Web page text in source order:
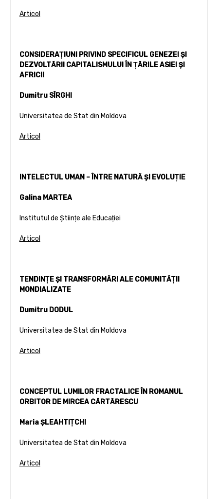
Articol
CONSIDERAŢIUNI PRIVIND SPECIFICUL GENEZEI ŞI
DEZVOLTĂRII CAPITALISMULUI ÎN ŢĂRILE ASIEI ŞI
AFRICII
Dumitru SÎRGHI
Universitatea de Stat din Moldova
Articol
INTELECTUL UMAN – ÎNTRE NATURĂ ŞI EVOLUŢIE
Galina MARTEA
Institutul de Ştiinţe ale Educaţiei
Articol
TENDINŢE ŞI TRANSFORMĂRI ALE COMUNITĂŢII
MONDIALIZATE
Dumitru DODUL
Universitatea de Stat din Moldova
Articol
CONCEPTUL LUMILOR FRACTALICE ÎN ROMANUL
ORBITOR DE MIRCEA CĂRTĂRESCU
Maria ŞLEAHTIŢCHI
Universitatea de Stat din Moldova
Articol